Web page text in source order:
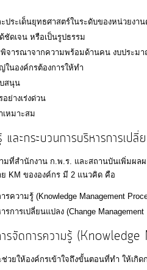
ระเด็นยุทธศาสตร์ในระดับของหน่วยงาน
ชัดเจน หรือเป็นรูปธรรม
พิจารณาจากความพร้อมด้านคน งบประม
ในองค์กรต้องการให้ทำ
บสนุน
ย่างเร่งด่วน
เหมาะสม
และกระบวนการบริหารการเป
สำนักงาน ก.พ.ร. และสถานบันเพิ่มผล
KM ขององค์กร มี 2 แนวคิด คือ
รความรู้ (Knowledge Management
รการเปลี่ยนแปลง (Change Management
ารจัดการความรู้
ให้องค์กรเข้าใจถึงขั้นตอนที่ทำ ให้เกิ